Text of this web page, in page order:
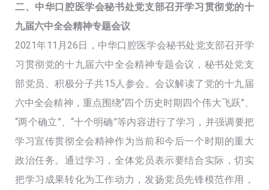
二、中华口腔医学会秘书处党支部召开学习贯彻党的十
九届六中全会精神专题会议
2021年11月26日，中华口腔医学会秘书处党支部召开学
习贯彻党的十九届六中全会精神专题会议，秘书处党支
部党员、积极分子共15人参会。会议解读了党的十九届
六中全会精神，重点围绕“四个历史时期四个伟大飞跃”、
“两个确立”、“十个明确”等内容进行了学习，并强调要把
学习宣传贯彻全会精神作为当前和今后一个时期的重大
政治任务。通过学习，全体党员表示要结合实际，切实
把学习成果转化为工作动力，发扬党员先锋模范作用，